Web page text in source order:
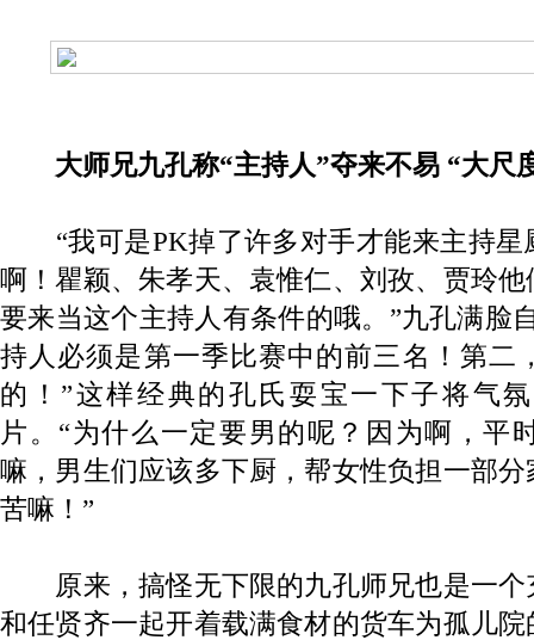
大师兄九孔称“主持人”夺来不易 “大尺
“我可是PK掉了许多对手才能来主持星
啊！瞿颖、朱孝天、袁惟仁、刘孜、贾玲
要来当这个主持人有条件的哦。”九孔满脸
持人必须是第一季比赛中的前三名！第二
的！”这样经典的孔氏耍宝一下子将气
片。“为什么一定要男的呢？因为啊，平
嘛，男生们应该多下厨，帮女性负担一部
苦嘛！”
原来，搞怪无下限的九孔师兄也是一个
和任贤齐一起开着载满食材的货车为孤儿